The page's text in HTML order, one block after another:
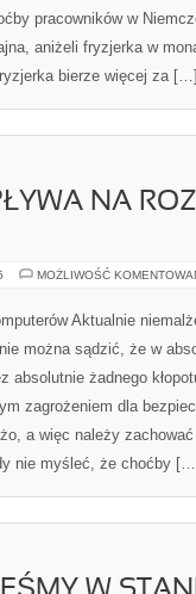
pracowników w
aniżeli fryzjerka w
bierze więcej za
NA
MOŻLIWOŚĆ
Aktualnie
można sądzić, że w
absolutnie żadnego
zagrożeniem dla
a więc należy
nie myśleć, że choćby